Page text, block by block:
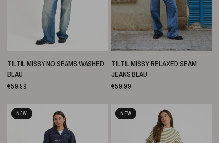
SCHNELLANSICHT
TILTIL MISSY NO SEAMS WASHED
BLAU
€59.99
SCHNELLANSICHT
TILTIL MISSY RELAXED SEAM
JEANS BLAU
€59.99
NEW NEW